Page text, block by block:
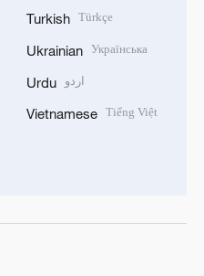
Turkish Türkçe
Ukrainian Українська
Urdu اردو
Vietnamese Tiếng Việt